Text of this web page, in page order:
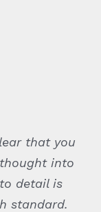
that you
into
detail is
standard.